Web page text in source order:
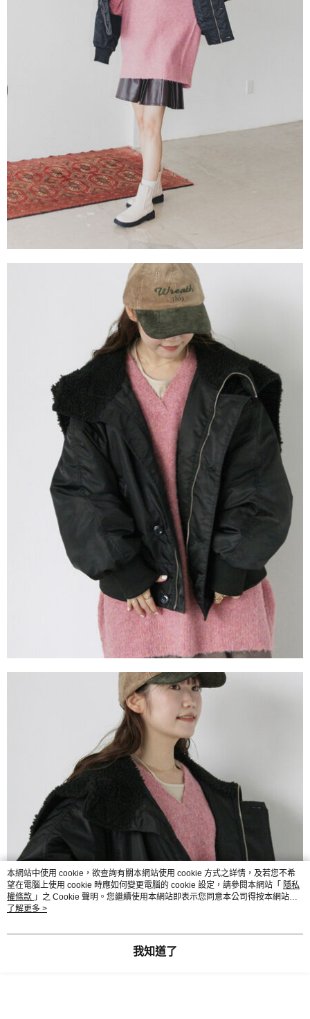
本網站中使用 cookie，欲查詢有關本網站使用 cookie 方式之詳情，及若您不希
望在電腦上使用 cookie 時應如何變更電腦的 cookie 設定，請參閱本網站「 隱私
權條款 」之 Cookie 聲明。您繼續使用本網站即表示您同意本公司得按本網站使
用條款之 Cookie 聲明使用 cookie。
了解更多 >
我知道了